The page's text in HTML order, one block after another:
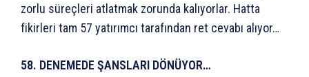
zorlu süreçleri atlatmak zorunda kalıyorlar. Hatta
fikirleri tam 57 yatırımcı tarafından ret cevabı alıyor…
58. DENEMEDE ŞANSLARI DÖNÜYOR…